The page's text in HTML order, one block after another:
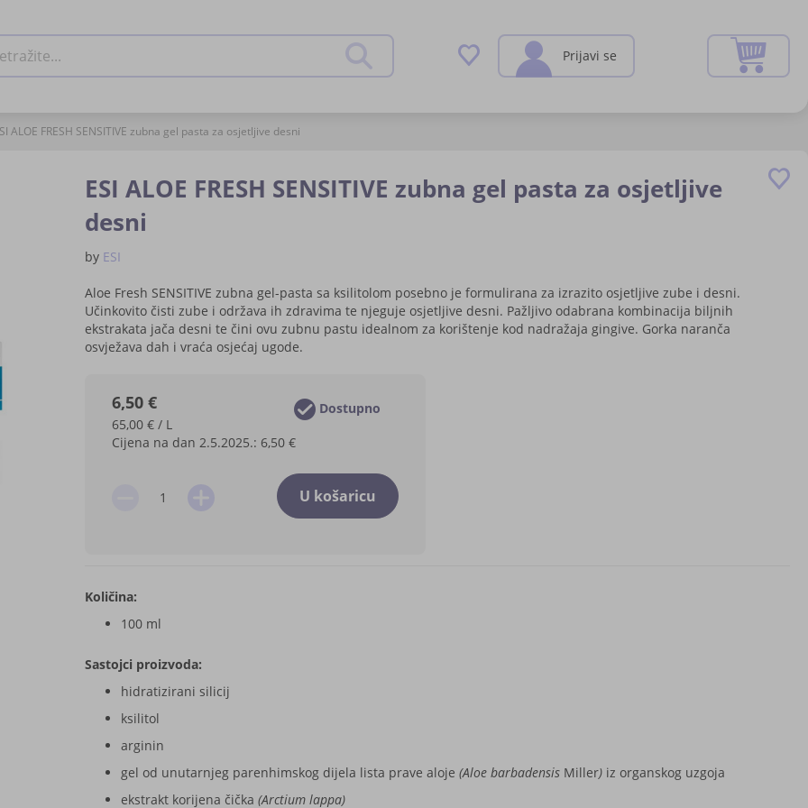
Preskoči
sadržaj
Prijavi se
Moja
ALOE FRESH SENSITIVE zubna gel pasta za osjetljive desni
ESI ALOE FRESH SENSITIVE zubna gel pasta za osjetljive
desni
by ESI
Aloe Fresh SENSITIVE zubna gel-pasta sa ksilitolom posebno je formulirana za izrazito osjetljive zube i desni.
Učinkovito čisti zube i održava ih zdravima te njeguje osjetljive desni. Pažljivo odabrana kombinacija biljnih
ekstrakata jača desni te čini ovu zubnu pastu idealnom za korištenje kod nadražaja gingive. Gorka naranča
osvježava dah i vraća osjećaj ugode.
Dostupno
6,50 €
65,00 € / L
Cijena na dan 2.5.2025.: 6,50 €
U košaricu
Količina:
100 ml
Sastojci proizvoda:
hidratizirani silicij
ksilitol
arginin
gel od unutarnjeg parenhimskog dijela lista prave aloje (Aloe barbadensis Miller) iz organskog uzgoja
ekstrakt korijena čička (Arctium lappa)